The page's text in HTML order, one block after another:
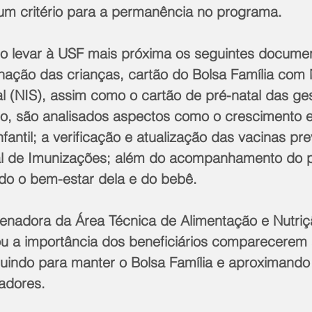
critério para a permanência no programa.
levar à USF mais próxima os seguintes
das crianças, cartão do Bolsa Família
(NIS), assim como o cartão de pré-natal das
são analisados aspectos como o crescimento
a verificação e atualização das vacinas
de Imunizações; além do acompanhamento do
o bem-estar dela e do bebê.
da Área Técnica de Alimentação e
a importância dos beneficiários
para manter o Bolsa Família e